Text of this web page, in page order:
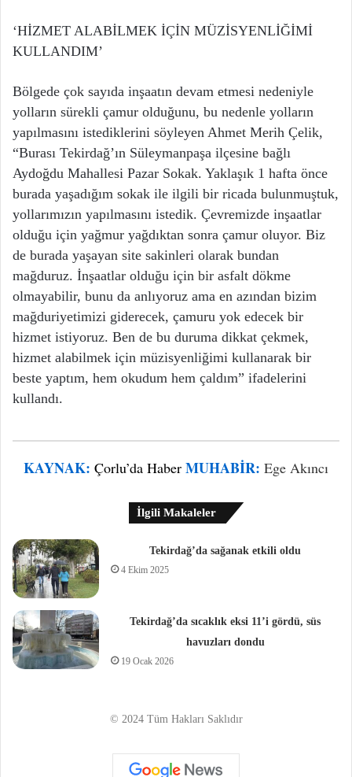
‘HİZMET ALABİLMEK İÇİN MÜZİSYENLİĞİMİ
KULLANDIM’
Bölgede çok sayıda inşaatın devam etmesi nedeniyle
yolların sürekli çamur olduğunu, bu nedenle yolların
yapılmasını istediklerini söyleyen Ahmet Merih Çelik,
“Burası Tekirdağ’ın Süleymanpaşa ilçesine bağlı
Aydoğdu Mahallesi Pazar Sokak. Yaklaşık 1 hafta önce
burada yaşadığım sokak ile ilgili bir ricada bulunmuştuk,
yollarımızın yapılmasını istedik. Çevremizde inşaatlar
olduğu için yağmur yağdıktan sonra çamur oluyor. Biz
de burada yaşayan site sakinleri olarak bundan
mağduruz. İnşaatlar olduğu için bir asfalt dökme
olmayabilir, bunu da anlıyoruz ama en azından bizim
mağduriyetimizi giderecek, çamuru yok edecek bir
hizmet istiyoruz. Ben de bu duruma dikkat çekmek,
hizmet alabilmek için müzisyenliğimi kullanarak bir
beste yaptım, hem okudum hem çaldım” ifadelerini
kullandı.
KAYNAK: Çorlu’da Haber MUHABIR: Ege Akıncı
İlgili Makaleler
Tekirdağ’da sağanak etkili oldu
4 Ekim 2025
Tekirdağ’da sıcaklık eksi 11’i gördü, süs
havuzları dondu
19 Ocak 2026
© 2024 Tüm Hakları Saklıdır